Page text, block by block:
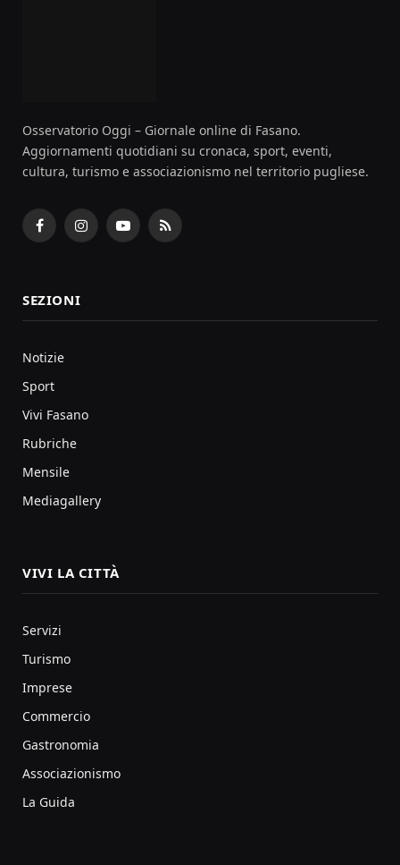
Osservatorio Oggi – Giornale online di Fasano.
Aggiornamenti quotidiani su cronaca, sport, eventi,
cultura, turismo e associazionismo nel territorio pugliese.
FacebookInstagramYouTubeRSS
SEZIONI
Notizie
Sport
Vivi Fasano
Rubriche
Mensile
Mediagallery
VIVI LA CITTÀ
Servizi
Turismo
Imprese
Commercio
Gastronomia
Associazionismo
La Guida